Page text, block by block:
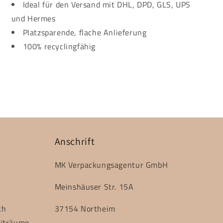
Ideal für den Versand mit DHL, DPD, GLS, UPS
und Hermes
Platzsparende, flache Anlieferung
100% recyclingfähig
Anschrift
MK Verpackungsagentur GmbH
Meinshäuser Str. 15A
37154 Northeim